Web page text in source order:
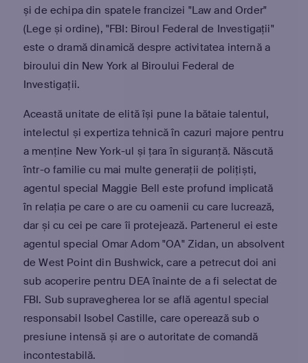
și de echipa din spatele francizei "Law and Order"
(Lege și ordine), "FBI: Biroul Federal de Investigații"
este o dramă dinamică despre activitatea internă a
biroului din New York al Biroului Federal de
Investigații.
Această unitate de elită își pune la bătaie talentul,
intelectul și expertiza tehnică în cazuri majore pentru
a menține New York-ul și țara în siguranță. Născută
într-o familie cu mai multe generații de polițiști,
agentul special Maggie Bell este profund implicată
în relația pe care o are cu oamenii cu care lucrează,
dar și cu cei pe care îi protejează. Partenerul ei este
agentul special Omar Adom "OA" Zidan, un absolvent
de West Point din Bushwick, care a petrecut doi ani
sub acoperire pentru DEA înainte de a fi selectat de
FBI. Sub supravegherea lor se află agentul special
responsabil Isobel Castille, care operează sub o
presiune intensă și are o autoritate de comandă
incontestabilă.